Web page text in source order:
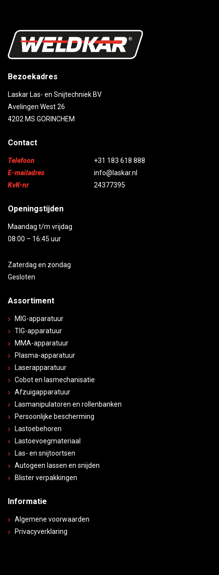
Bezoekadres
Laskar Las- en Snijtechniek BV
Avelingen West 26
4202 MS GORINCHEM
Contact
Telefoon
+31 183 618 888
E-mailadres
info@laskar.nl
KvK-nr
24377395
Openingstijden
Maandag t/m vrijdag
08:00 – 16:45 uur
Zaterdag en zondag
Gesloten
Assortiment
MIG-apparatuur
TIG-apparatuur
MMA-apparatuur
Plasma-apparatuur
Laserapparatuur
Cobot en lasmechanisatie
Afzuigapparatuur
Lasmanipulatoren en rollenbanken
Persoonlijke bescherming
Lastoebehoren
Lastoevoegmateriaal
Las- en snijtoortsen
Autogeen lassen en snijden
Blister verpakkingen
Informatie
Algemene voorwaarden
Privacyverklaring